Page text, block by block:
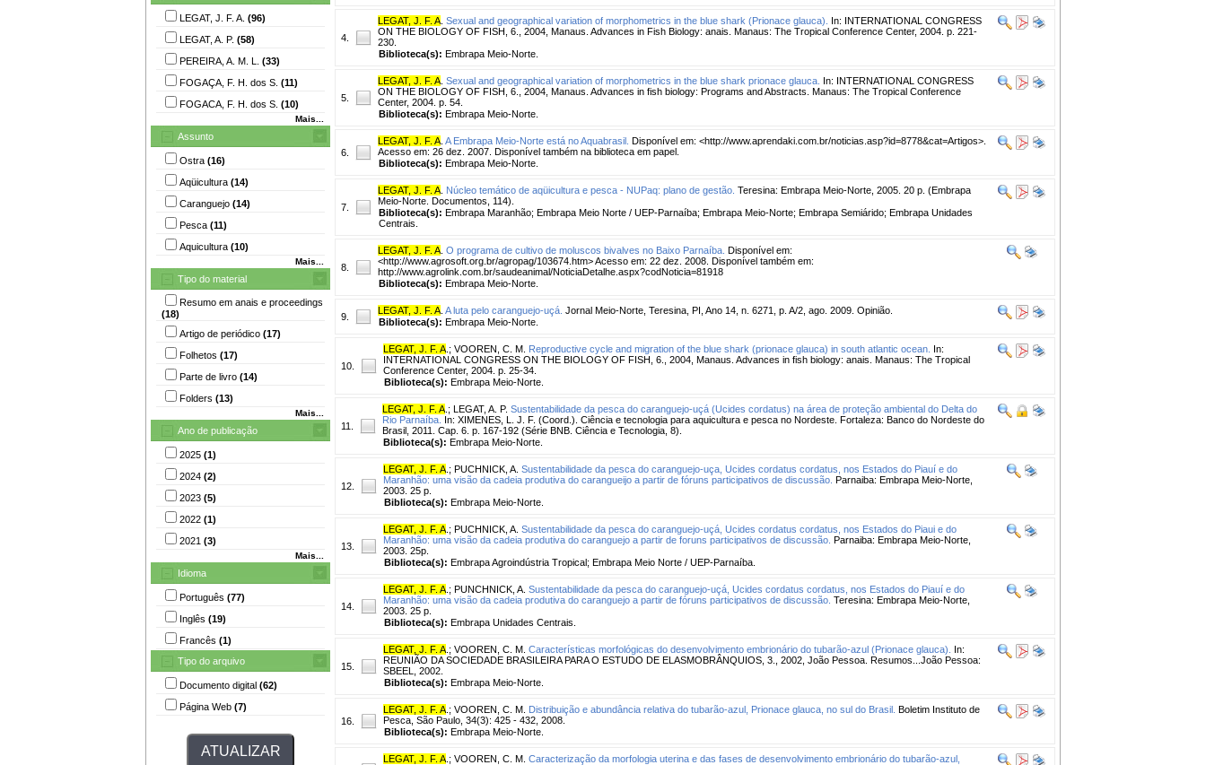
LEGAT, J. F. A. (96)
LEGAT, A. P. (58)
PEREIRA, A. M. L. (33)
FOGAÇA, F. H. dos S. (11)
FOGACA, F. H. dos S. (10)
Mais...
Assunto
Ostra (16)
Aqüicultura (14)
Caranguejo (14)
Pesca (11)
Aquicultura (10)
Mais...
Tipo do material
Resumo em anais e proceedings
(18)
Artigo de periódico (17)
Folhetos (17)
Parte de livro (14)
Folders (13)
Mais...
Ano de publicação
2025 (1)
2024 (2)
2023 (5)
2022 (1)
2021 (3)
Mais...
Idioma
Português (77)
Inglês (19)
Francês (1)
Tipo do arquivo
Documento digital (62)
Página Web (7)
4.
LEGAT, J. F. A Sexual and geographical variation of morphometrics in the blue shark (Prionace glauca).
In: INTERNATIONAL CONGRESS
ON THE BIOLOGY OF FISH, 6., 2004, Manaus. Advances in Fish Biology: anais. Manaus: The Tropical Conference Center, 2004. p. 221-
230.
Biblioteca(s): Embrapa Meio-Norte.
5.
LEGAT, J. F. A Sexual and geographical variation of morphometrics in the blue shark prionace glauca. In: INTERNATIONAL CONGRESS
ON THE BIOLOGY OF FISH, 6., 2004, Manaus. Advances in fish biology: Programs and Abstracts. Manaus: The Tropical Conference
Center, 2004. p. 54.
Biblioteca(s): Embrapa Meio-Norte.
6.
LEGAT, J. F. A A Embrapa Meio-Norte está no Aquabrasil. Disponível em: <http://www.aprendaki.com.br/noticias.asp?id=8778&cat=Artigos>.
Acesso em: 26 dez. 2007. Disponível também na biblioteca em papel.
Biblioteca(s): Embrapa Meio-Norte.
7.
LEGAT, J. F. A Núcleo temático de aqüicultura e pesca - NUPaq: plano de gestão. Teresina: Embrapa Meio-Norte, 2005. 20 p. (Embrapa
Meio-Norte. Documentos, 114).
Biblioteca(s): Embrapa Maranhão; Embrapa Meio Norte / UEP-Parnaíba; Embrapa Meio-Norte; Embrapa Semiárido; Embrapa Unidades
Centrais.
8.
LEGAT, J. F. A O programa de cultivo de moluscos bivalves no Baixo Parnaíba. Disponível em:
<http://www.agrosoft.org.br/agropag/103674.htm> Acesso em: 22 dez. 2008. Disponível também em:
http://www.agrolink.com.br/saudeanimal/NoticiaDetalhe.aspx?codNoticia=81918
Biblioteca(s): Embrapa Meio-Norte.
9.
LEGAT, J. F. A A luta pelo caranguejo-uçá. Jornal Meio-Norte, Teresina, PI, Ano 14, n. 6271, p. A/2, ago. 2009. Opinião.
Biblioteca(s): Embrapa Meio-Norte.
10.
LEGAT, J. F. A ; VOOREN, C. M. Reproductive cycle and migration of the blue shark (prionace glauca) in south atlantic ocean. In:
INTERNATIONAL CONGRESS ON THE BIOLOGY OF FISH, 6., 2004, Manaus. Advances in fish biology: anais. Manaus: The Tropical
Conference Center, 2004. p. 25-34.
Biblioteca(s): Embrapa Meio-Norte.
11.
LEGAT, J. F. A ; LEGAT, A. P. Sustentabilidade da pesca do caranguejo-uçá (Ucides cordatus) na área de proteção ambiental do Delta do
Rio Parnaíba. In: XIMENES, L. J. F. (Coord.). Ciência e tecnologia para aquicultura e pesca no Nordeste. Fortaleza: Banco do Nordeste do
Brasil, 2011. Cap. 6. p. 167-192 (Série BNB. Ciência e Tecnologia, 8).
Biblioteca(s): Embrapa Meio-Norte.
12.
LEGAT, J. F. A ; PUCHNICK, A. Sustentabilidade da pesca do caranguejo-uça, Ucides cordatus cordatus, nos Estados do Piauí e do
Maranhão: uma visão da cadeia produtiva do carangueijo a partir de fóruns participativos de discussão. Parnaiba: Embrapa Meio-Norte,
2003. 25 p.
Biblioteca(s): Embrapa Meio-Norte.
13.
LEGAT, J. F. A ; PUCHNICK, A. Sustentabilidade da pesca do caranguejo-uçá, Ucides cordatus cordatus, nos Estados do Piaui e do
Maranhão: uma visão da cadeia produtiva do caranguejo a partir de foruns participativos de discussão. Parnaiba: Embrapa Meio-Norte,
2003. 25p.
Biblioteca(s): Embrapa Agroindústria Tropical; Embrapa Meio Norte / UEP-Parnaíba.
14.
LEGAT, J. F. A ; PUNCHNICK, A. Sustentabilidade da pesca do caranguejo-uçá, Ucides cordatus cordatus, nos Estados do Piauí e do
Maranhão: uma visão da cadeia produtiva do caranguejo a partir de fóruns participativos de discussão. Teresina: Embrapa Meio-Norte,
2003. 25 p.
Biblioteca(s): Embrapa Unidades Centrais.
15.
LEGAT, J. F. A ; VOOREN, C. M. Características morfológicas do desenvolvimento embrionário do tubarão-azul (Prionace glauca).
In:
REUNIÃO DA SOCIEDADE BRASILEIRA PARA O ESTUDO DE ELASMOBRÂNQUIOS, 3., 2002, João Pessoa. Resumos...João Pessoa:
SBEEL, 2002.
Biblioteca(s): Embrapa Meio-Norte.
16.
LEGAT, J. F. A ; VOOREN, C. M. Distribuição e abundância relativa do tubarão-azul, Prionace glauca, no sul do Brasil. Boletim Instituto de
Pesca, São Paulo, 34(3): 425 - 432, 2008.
Biblioteca(s): Embrapa Meio-Norte.
LEGAT, J. F. A ; VOOREN, C. M. Caracterização da morfologia uterina e das fases de desenvolvimento embrionário do tubarão-azul,